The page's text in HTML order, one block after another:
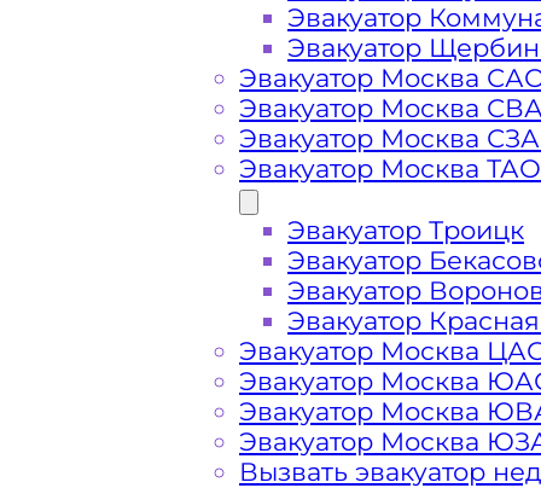
Стоимость
услуг
эвакуатора в
Красногорске
Эвакуатор
Эвакуатор
Эвакуатор Москва
Эвакуатор Москва
Эвакуатор Москва
Эвакуатор Москва ТАО
Эвакуатор Троицк
Эвакуатор
Эвакуатор
Эвакуатор
Эвакуатор Москва
Эвакуатор Москва
Эвакуатор Москва
Эвакуатор Москва
Вызвать эвакуатор